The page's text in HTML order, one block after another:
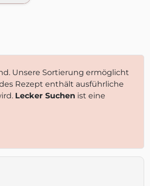
Unsere Sortierung ermöglicht
Rezept enthält ausführliche
Lecker Suchen ist eine